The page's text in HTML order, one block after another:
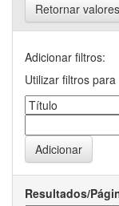
Retornar valores
Adicionar filtros:
Utilizar filtros
Resultados/